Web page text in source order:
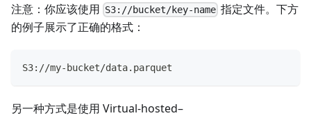
注意：你应该使用 S3://bucket/key-name 指定文件。下方
的例子展示了正确的格式：
S3://my-bucket/data.parquet
另一种方式是使用 Virtual-hosted–